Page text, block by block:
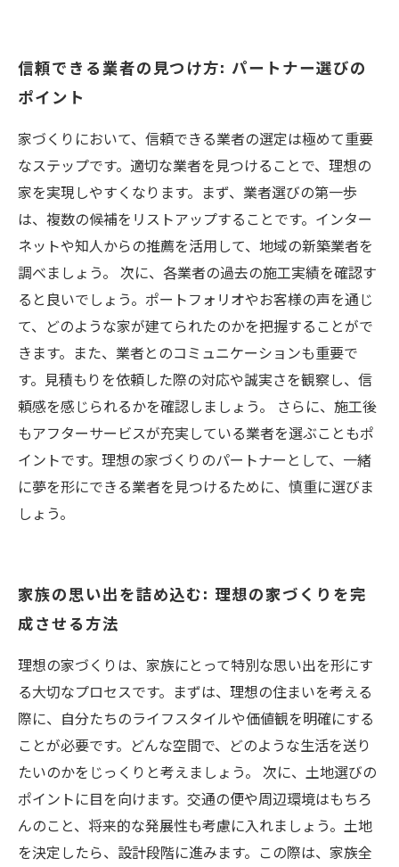
信頼できる業者の見つけ方: パートナー選びの
ポイント
家づくりにおいて、信頼できる業者の選定は極めて重要
なステップです。適切な業者を見つけることで、理想の
家を実現しやすくなります。まず、業者選びの第一歩
は、複数の候補をリストアップすることです。インター
ネットや知人からの推薦を活用して、地域の新築業者を
調べましょう。 次に、各業者の過去の施工実績を確認す
ると良いでしょう。ポートフォリオやお客様の声を通じ
て、どのような家が建てられたのかを把握することがで
きます。また、業者とのコミュニケーションも重要で
す。見積もりを依頼した際の対応や誠実さを観察し、信
頼感を感じられるかを確認しましょう。 さらに、施工後
もアフターサービスが充実している業者を選ぶこともポ
イントです。理想の家づくりのパートナーとして、一緒
に夢を形にできる業者を見つけるために、慎重に選びま
しょう。
家族の思い出を詰め込む: 理想の家づくりを完
成させる方法
理想の家づくりは、家族にとって特別な思い出を形にす
る大切なプロセスです。まずは、理想の住まいを考える
際に、自分たちのライフスタイルや価値観を明確にする
ことが必要です。どんな空間で、どのような生活を送り
たいのかをじっくりと考えましょう。 次に、土地選びの
ポイントに目を向けます。交通の便や周辺環境はもちろ
んのこと、将来的な発展性も考慮に入れましょう。土地
を決定したら、設計段階に進みます。この際は、家族全